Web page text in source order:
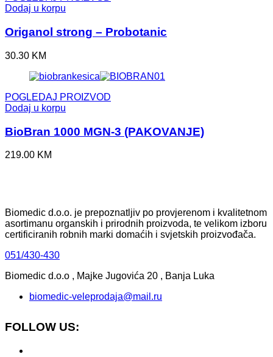
Dodaj u korpu
Origanol strong – Probotanic
30.30 KM
POGLEDAJ PROIZVOD
Dodaj u korpu
BioBran 1000 MGN-3 (PAKOVANJE)
219.00 KM
Biomedic d.o.o. je prepoznatljiv po provjerenom i kvalitetnom
asortimanu organskih i prirodnih proizvoda, te velikom izboru
certificiranih robnih marki domaćih i svjetskih proizvođača.
051/430-430
Biomedic d.o.o , Majke Jugovića 20 , Banja Luka
biomedic-veleprodaja@mail.ru
FOLLOW US: